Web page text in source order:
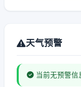
天气预警
当前无预警信